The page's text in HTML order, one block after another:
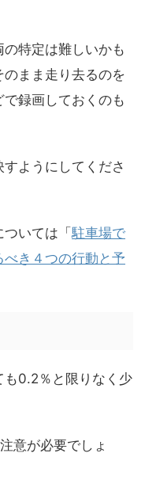
特定は難しいかも
まま走り去るのを
録画しておくのも
ようにしてくださ
ついては「駐車場で
き４つの行動と予
も0.2％と限りなく少
意が必要でしょ